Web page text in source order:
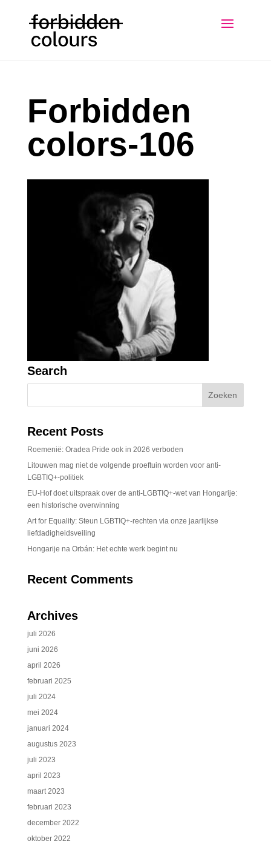
Forbidden
colors-106
Search
Recent Posts
Roemenië: Oradea Pride ook in 2026 verboden
Litouwen mag niet de volgende proeftuin worden voor anti-
LGBTIQ+-politiek
EU-Hof doet uitspraak over de anti-LGBTIQ+-wet van Hongarije:
een historische overwinning
Art for Equality: Steun LGBTIQ+-rechten via onze jaarlijkse
liefdadigheidsveiling
Hongarije na Orbán: Het echte werk begint nu
Recent Comments
Archives
juli 2026
juni 2026
april 2026
februari 2025
juli 2024
mei 2024
januari 2024
augustus 2023
juli 2023
april 2023
maart 2023
februari 2023
december 2022
oktober 2022